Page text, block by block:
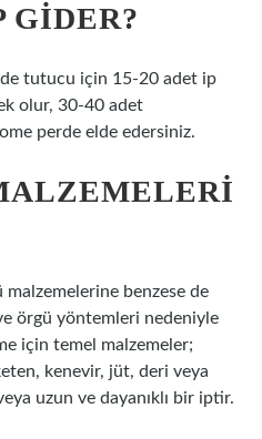
GIDER?
tutucu için 15-20 adet ip
olur, 30-40 adet
perde elde edersiniz.
benzese de
örgü yöntemleri nedeniyle
için temel malzemeler;
kenevir, jüt, deri veya
uzun ve dayanıklı bir iptir.